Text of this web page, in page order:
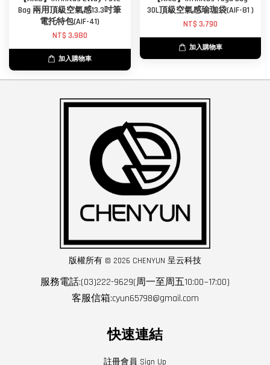
Bag 兩用頂級空氣感13.3吋筆
電托特包(AIF-41)
NT$ 3,980
加入購物車
30L頂級空氣感瑜珈袋(AIF-81 )
NT$ 3,790
加入購物車
版權所有 © 2026 CHENYUN 呈云科技
服務電話:(03)222-9629(周一至周五10:00~17:00)
客服信箱:cyun65798@gmail.com
快速連結
註冊會員 Sign Up